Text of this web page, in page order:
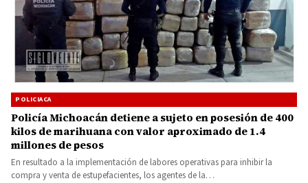
POLICIACA
Policía Michoacán detiene a sujeto en posesión de 400
kilos de marihuana con valor aproximado de 1.4
millones de pesos
En resultado a la implementación de labores operativas para inhibir la
compra y venta de estupefacientes, los agentes de la…